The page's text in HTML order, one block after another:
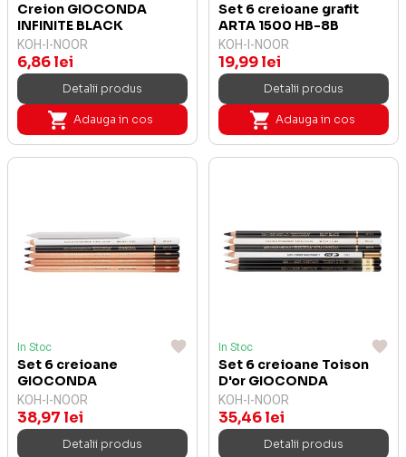
Creion GIOCONDA
INFINITE BLACK
KOH-I-NOOR
6,86 lei
Detalii produs
Adauga in cos
Set 6 creioane grafit
ARTA 1500 HB-8B
KOH-I-NOOR
19,99 lei
Detalii produs
Adauga in cos
In Stoc
Set 6 creioane
GIOCONDA
KOH-I-NOOR
38,97 lei
Detalii produs
In Stoc
Set 6 creioane Toison
D'or GIOCONDA
KOH-I-NOOR
35,46 lei
Detalii produs